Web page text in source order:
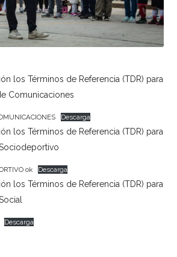
los Términos de Referencia (TDR) para
Comunicaciones
Descarga
los Términos de Referencia (TDR) para
ok Descarga
los Términos de Referencia (TDR) para
Descarga